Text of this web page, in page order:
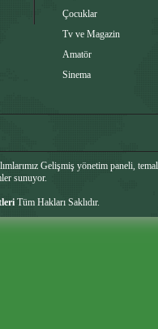
Çocuklar
Tv ve Magazin
Amatör
Sinema
Gelişmiş yönetim paneli,
sunuyor.
Tüm Hakları Saklıdır.